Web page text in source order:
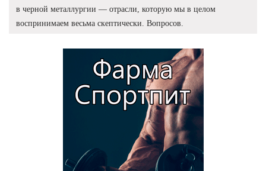
в черной металлургии — отрасли, которую мы в целом
воспринимаем весьма скептически. Вопросов.